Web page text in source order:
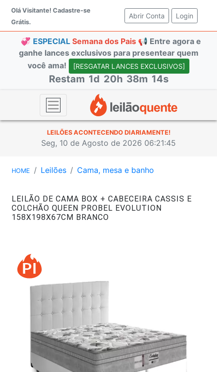
Olá Visitante! Cadastre-se
Grátis.
Abrir Conta (current)
Login
💞 ESPECIAL Semana dos Pais 📢 Entre agora e
ganhe lances exclusivos para presentear quem
você ama!
[RESGATAR LANCES EXCLUSIVOS]
Restam 1d 20h 38m 14s
LEILÕES ACONTECENDO DIARIAMENTE!
Seg, 10 de Agosto de 2026 06:21:45
HOME Leilões Cama, mesa e banho
LEILÃO DE CAMA BOX + CABECEIRA CASSIS E
COLCHÃO QUEEN PROBEL EVOLUTION
158X198X67CM BRANCO